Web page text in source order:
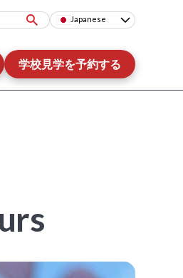
Japanese
学校見学を予約する